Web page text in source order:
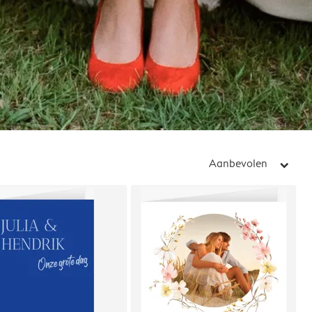
Aanbevolen arrow_right